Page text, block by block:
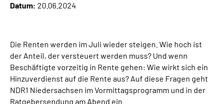
Karriere
Über uns
Online-Services
Datum: 20.06.2024
Die Renten werden im Juli wieder steigen. Wie hoch ist
der Anteil, der versteuert werden muss? Und wenn
Beschäftigte vorzeitig in Rente gehen: Wie wirkt sich ein
Hinzuverdienst auf die Rente aus? Auf diese Fragen geht
NDR1 Niedersachsen im Vormittagsprogramm und in der
Ratgebersendung am Abend ein.